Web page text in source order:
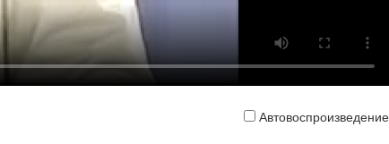
Автовоспроизведение